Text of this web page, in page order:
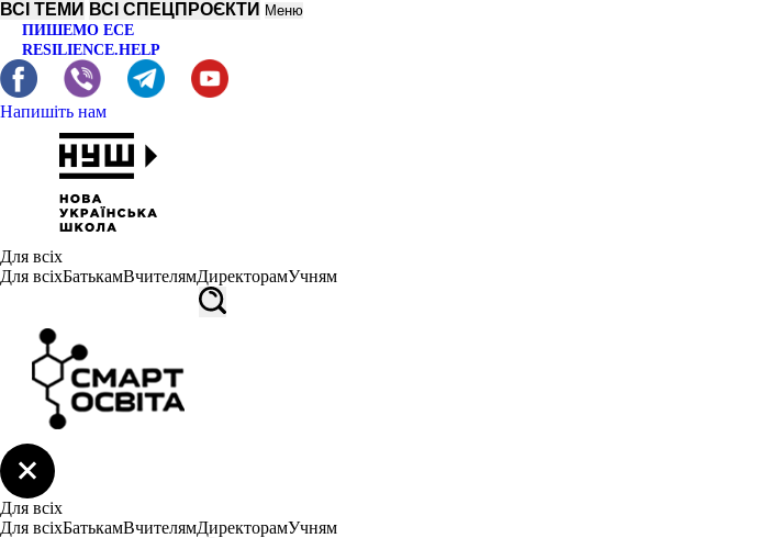
ВСІ ТЕМИ ВСІ СПЕЦПРОЄКТИ Меню
ПИШЕМО ЕСЕ
RESILIENCE.HELP
Напишіть нам
Для всіх
Для всіхБатькамВчителямДиректорамУчням
Для всіх
Для всіхБатькамВчителямДиректорамУчням